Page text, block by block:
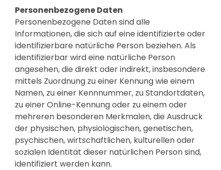
Personenbezogene Daten
Personenbezogene Daten sind alle
Informationen, die sich auf eine identifizierte oder
identifizierbare natürliche Person beziehen. Als
identifizierbar wird eine natürliche Person
angesehen, die direkt oder indirekt, insbesondere
mittels Zuordnung zu einer Kennung wie einem
Namen, zu einer Kennnummer, zu Standortdaten,
zu einer Online-Kennung oder zu einem oder
mehreren besonderen Merkmalen, die Ausdruck
der physischen, physiologischen, genetischen,
psychischen, wirtschaftlichen, kulturellen oder
sozialen Identität dieser natürlichen Person sind,
identifiziert werden kann.